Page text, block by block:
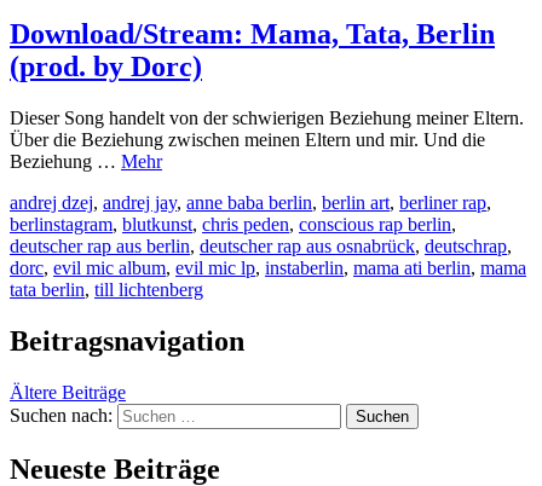
Download/Stream: Mama, Tata, Berlin
(prod. by Dorc)
Dieser Song handelt von der schwierigen Beziehung meiner Eltern.
Über die Beziehung zwischen meinen Eltern und mir. Und die
Beziehung … Mehr
andrej dzej, andrej jay, anne baba berlin, berlin art, berliner rap,
berlinstagram, blutkunst, chris peden, conscious rap berlin,
deutscher rap aus berlin, deutscher rap aus osnabrück, deutschrap,
dorc, evil mic album, evil mic lp, instaberlin, mama ati berlin, mama
tata berlin, till lichtenberg
Beitragsnavigation
Ältere Beiträge
Suchen nach:
Neueste Beiträge